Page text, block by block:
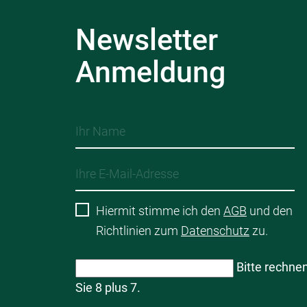
Newsletter
Anmeldung
Hiermit stimme ich den AGB und den
Richtlinien zum Datenschutz zu.
Bitte
Sie 8 plus 7.